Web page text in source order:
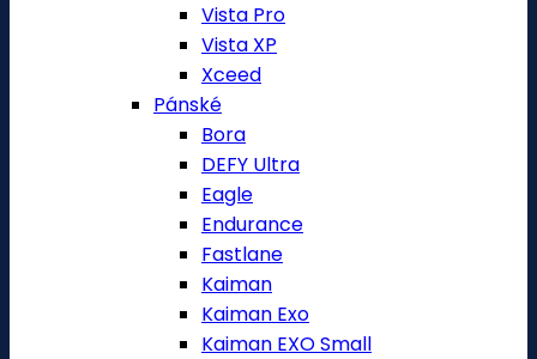
Vista Pro
Vista XP
Xceed
Pánské
Bora
DEFY Ultra
Eagle
Endurance
Fastlane
Kaiman
Kaiman Exo
Kaiman EXO Small